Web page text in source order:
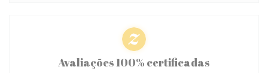
Avaliações 100% certificadas